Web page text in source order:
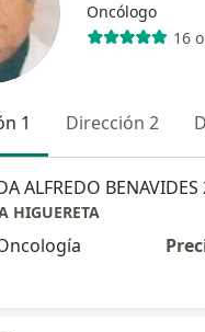
Oncólogo
16
1 Dirección 2
ALFREDO
HIGUERETA